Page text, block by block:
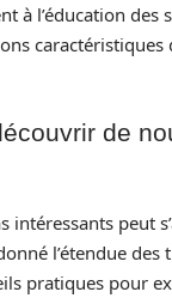
à l’éducation des
caractéristiques
de
intéressants peut
l’étendue des
pratiques pour